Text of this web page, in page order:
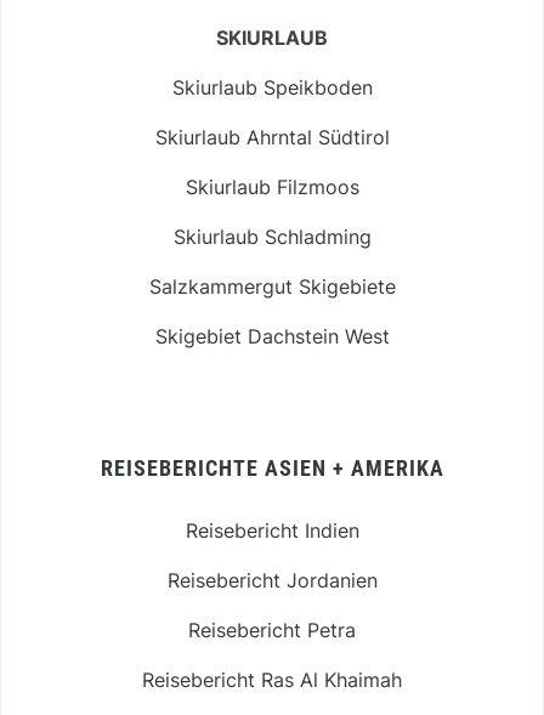
SKIURLAUB
Skiurlaub Speikboden
Skiurlaub Ahrntal Südtirol
Skiurlaub Filzmoos
Skiurlaub Schladming
Salzkammergut Skigebiete
Skigebiet Dachstein West
REISEBERICHTE ASIEN + AMERIKA
Reisebericht Indien
Reisebericht Jordanien
Reisebericht Petra
Reisebericht Ras Al Khaimah